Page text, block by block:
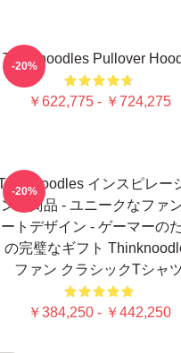
Thinknoodles Pullover
￥622,775 - ￥724,275
-20%
インスピレー
ンの商品 - ユニークなファ
ートデザイン - ゲーマーの
の完璧なギフト
ファン クラシックTシャ
￥384,250 - ￥442,250
-20%